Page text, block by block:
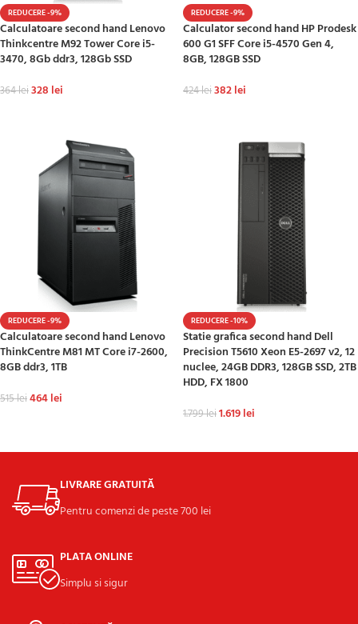
REDUCERE -9%
Calculatoare second hand Lenovo
Thinkcentre M92 Tower Core i5-
3470, 8Gb ddr3, 128Gb SSD
364lei328 lei
REDUCERE -9%
Calculator second hand HP Prodesk
600 G1 SFF Core i5-4570 Gen 4,
8GB, 128GB SSD
424lei382lei
REDUCERE -9%
Calculatoare second hand Lenovo
ThinkCentre M81 MT Core i7-2600,
8GB ddr3, 1TB
515lei464lei
REDUCERE -10%
Statie grafica second hand Dell
Precision T5610 Xeon E5-2697 v2, 12
nuclee, 24GB DDR3, 128GB SSD, 2TB
HDD, FX 1800
1.799lei1.619lei
LIVRARE GRATUITĂ
Pentru comenzi de peste 700 lei
PLATA ONLINE
Simplu si sigur